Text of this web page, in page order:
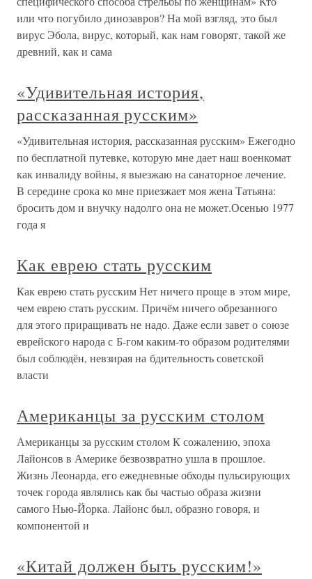
или что погубило динозавров? На мой взгляд, это был
вирус Эбола, вирус, который, как нам говорят, такой же
древний, как и сама
«Удивительная история,
рассказанная русским»
«Удивительная история, рассказанная русским» Ежегодно
по бесплатной путевке, которую мне дает наш военкомат
как инвалиду войны, я выезжаю на санаторное лечение.
В середине срока ко мне приезжает моя жена Татьяна:
бросить дом и внучку надолго она не может.Осенью 1977
года я
Как еврею стать русским
Как еврею стать русским Нет ничего проще в этом мире,
чем еврею стать русским. Причём ничего обрезанного
для этого приращивать не надо. Даже если завет о союзе
еврейского народа с Б-гом каким-то образом родителями
был соблюдён, невзирая на бдительность советской
власти
Американцы за русским столом
Американцы за русским столом К сожалению, эпоха
Лайонсов в Америке безвозвратно ушла в прошлое.
Жизнь Леонарда, его ежедневные обходы пульсирующих
точек города являлись как бы частью образа жизни
самого Нью-Йорка. Лайонс был, образно говоря, и
компонентой и
«Китай должен быть русским!»